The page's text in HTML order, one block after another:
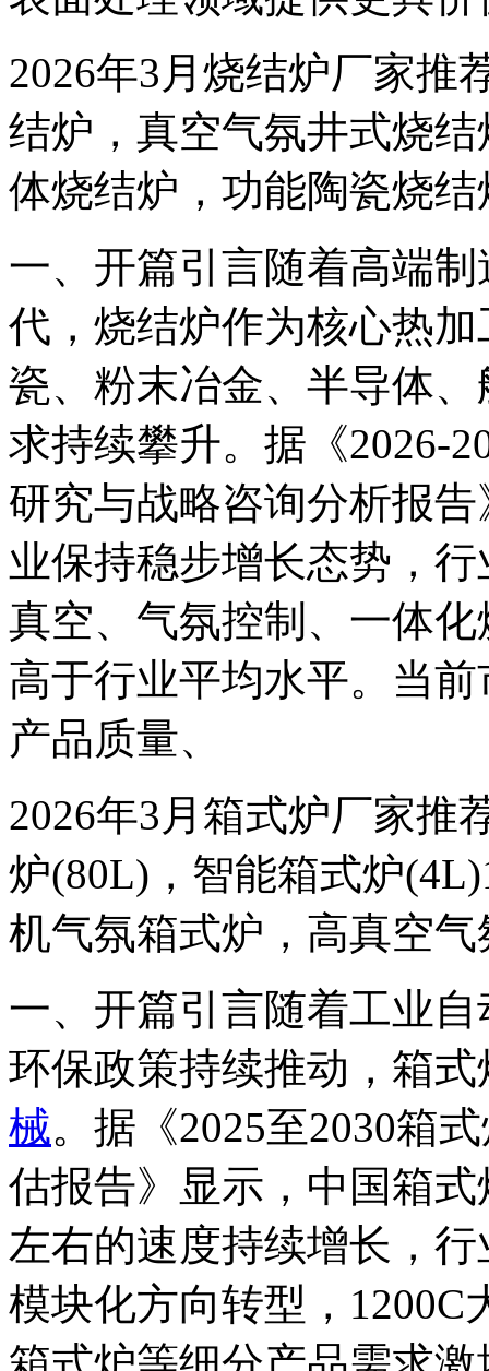
2026年3月烧结炉厂家推
结炉，真空气氛井式烧
体烧结炉，功能陶瓷烧
一、开篇引言随着高端
代，烧结炉作为核心热
瓷、粉末冶金、半导体
求持续攀升。据《2026-
研究与战略咨询分析报
业保持稳步增长态势，
真空、气氛控制、一体
高于行业平均水平。当
产品质量、
2026年3月箱式炉厂家推
炉(80L)，智能箱式炉
机气氛箱式炉，高真空
一、开篇引言随着工业
环保政策持续推动，箱
械。据《2025至2030箱
估报告》显示，中国箱
左右的速度持续增长，
模块化方向转型，